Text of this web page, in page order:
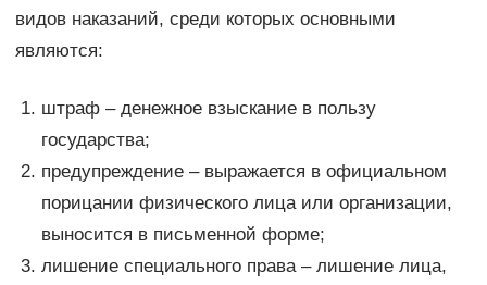
видов наказаний, среди которых основными
являются:
штраф – денежное взыскание в пользу
государства;
предупреждение – выражается в официальном
порицании физического лица или организации,
выносится в письменной форме;
лишение специального права – лишение лица,